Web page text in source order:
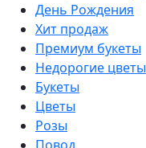
День Рождения
Хит продаж
Премиум букеты
Недорогие цветы
Букеты
Цветы
Розы